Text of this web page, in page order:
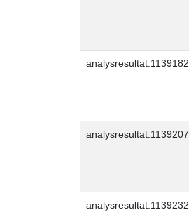
analysresultat.1139182
analysresultat.1139207
analysresultat.1139232